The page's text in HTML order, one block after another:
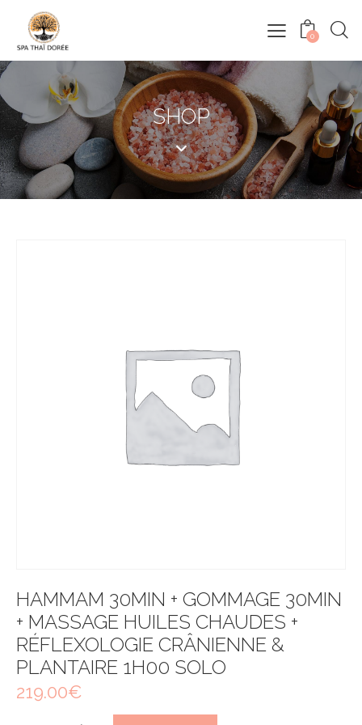
0
SHOP
HAMMAM 30MIN + GOMMAGE 30MIN
+ MASSAGE HUILES CHAUDES +
RÉFLEXOLOGIE CRÂNIENNE &
PLANTAIRE 1H00 SOLO
219.00€